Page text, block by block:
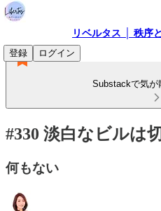
リベルタス │ 秩序
登録
ログイン
Substackで気が
#330 淡白なビルは
何もない